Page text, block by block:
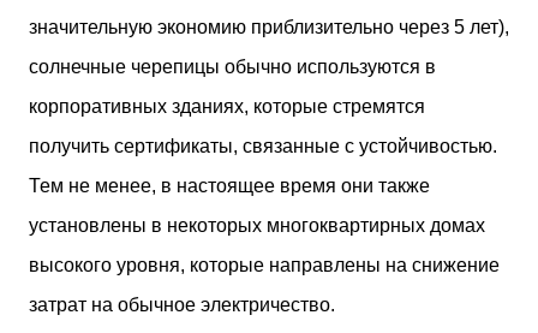
значительную экономию приблизительно через 5 лет),
солнечные черепицы обычно используются в
корпоративных зданиях, которые стремятся
получить сертификаты, связанные с устойчивостью.
Тем не менее, в настоящее время они также
установлены в некоторых многоквартирных домах
высокого уровня, которые направлены на снижение
затрат на обычное электричество.